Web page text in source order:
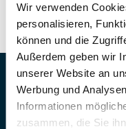
Wir verwenden
personalisieren,
können und die
Außerdem geben wir
unserer Website an
Werbung und
Informationen
zusammen, die Sie
E-Mail:
MS Sports AG •
Rickenbach
Telefon: +41 41 260